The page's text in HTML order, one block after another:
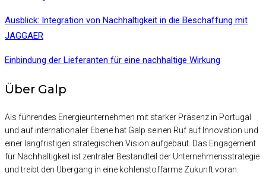
Ausblick: Integration von Nachhaltigkeit in die Beschaffung mit
JAGGAER
Einbindung der Lieferanten für eine nachhaltige Wirkung
Über Galp
Als führendes Energieunternehmen mit starker Präsenz in Portugal
und auf internationaler Ebene hat Galp seinen Ruf auf Innovation und
einer langfristigen strategischen Vision aufgebaut. Das Engagement
für Nachhaltigkeit ist zentraler Bestandteil der Unternehmensstrategie
und treibt den Übergang in eine kohlenstoffarme Zukunft voran.